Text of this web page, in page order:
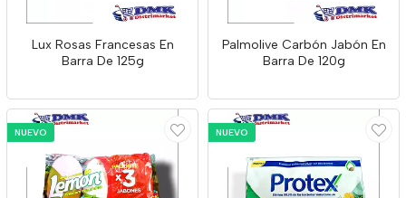
Lux Rosas Francesas En
Barra De 125g
Palmolive Carbón Jabón En
Barra De 120g
NUEVO NUEVO